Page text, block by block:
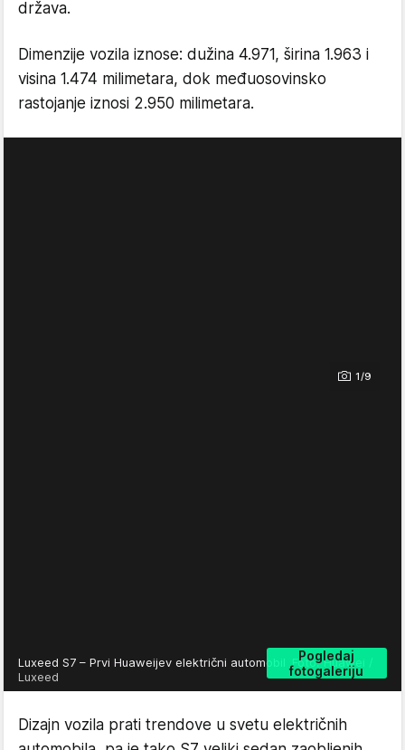
država.
Dimenzije vozila iznose: dužina 4.971, širina 1.963 i
visina 1.474 milimetara, dok međuosovinsko
rastojanje iznosi 2.950 milimetara.
1/9
Pogledaj
fotogaleriju
Luxeed S7 – Prvi Huaweijev električni automobilFoto: Huawei /
Luxeed
Dizajn vozila prati trendove u svetu električnih